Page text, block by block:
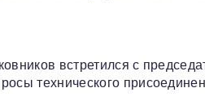
встретился с
технического